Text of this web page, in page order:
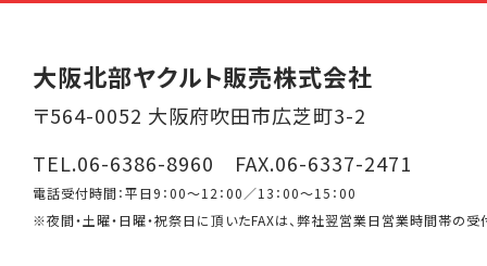
大阪北部ヤクルト販売株式会社
〒564-0052 大阪府吹田市広芝町3-2
TEL.06-6386-8960 FAX.06-6337-2471
電話受付時間：平日9：00～12：00／13：00～15：00
※夜間・土曜・日曜・祝祭日に頂いたFAXは、弊社翌営業日営業時間帯の受